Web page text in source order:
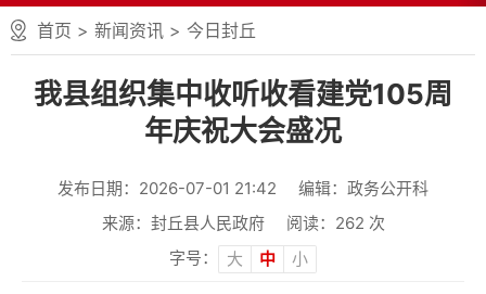
首页 > 新闻资讯 > 今日封丘
我县组织集中收听收看建党105周
年庆祝大会盛况
发布日期：2026-07-01 21:42
编辑：政务公开科
来源：封丘县人民政府
阅读： 262 次
字号：
大 中 小